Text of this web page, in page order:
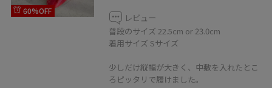
60%OFF
レビュー
普段のサイズ 22.5cm or 23.0cm
着用サイズ Sサイズ
少しだけ縦幅が大きく、中敷を入れたとこ
ろピッタリで履けました。